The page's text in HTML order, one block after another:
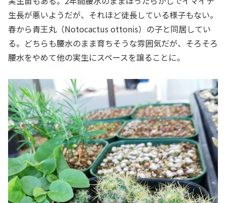
生長が悪いようだが、それほど徒長している様子もない。
春から青王丸（Notocactus ottonis）の子と同居してい
る。どちらも腰水のまま育ちそうな雰囲気だが、そろそろ
腰水をやめて他の実生にスペースを譲ることに。